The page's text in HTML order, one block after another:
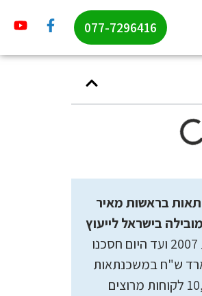
077-7296416
בראשות מאיר
בישראל לייעוץ
משנת 2007 ועד היום חסכנו
8 מיליארד ש"ח במשכנתאות
למעלה מ-10,000 לקוחות מרוצים